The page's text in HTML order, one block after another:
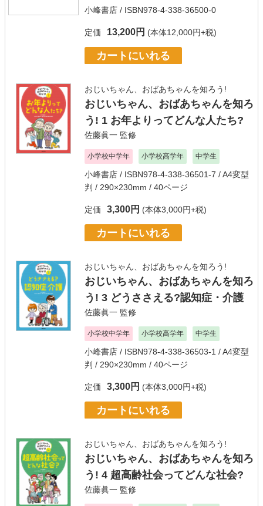
小峰書店 / ISBN978-4-338-36500-0
定価 13,200円 (本体12,000円+税)
カートにいれる
おじいちゃん、おばあちゃんを知ろう!
おじいちゃん、おばあちゃんを知ろ
う! 1 お年よりってどんな人たち?
佐藤眞一 監修
小学校中学年 小学校高学年 中学生
小峰書店 / ISBN978-4-338-36501-7 / A4変型
判 / 290×230mm / 40ページ
定価 3,300円 (本体3,000円+税)
カートにいれる
おじいちゃん、おばあちゃんを知ろう!
おじいちゃん、おばあちゃんを知ろ
う! 3 どうささえる?認知症・介護
佐藤眞一 監修
小学校中学年 小学校高学年 中学生
小峰書店 / ISBN978-4-338-36503-1 / A4変型
判 / 290×230mm / 40ページ
定価 3,300円 (本体3,000円+税)
カートにいれる
おじいちゃん、おばあちゃんを知ろう!
おじいちゃん、おばあちゃんを知ろ
う! 4 超高齢社会ってどんな社会?
佐藤眞一 監修